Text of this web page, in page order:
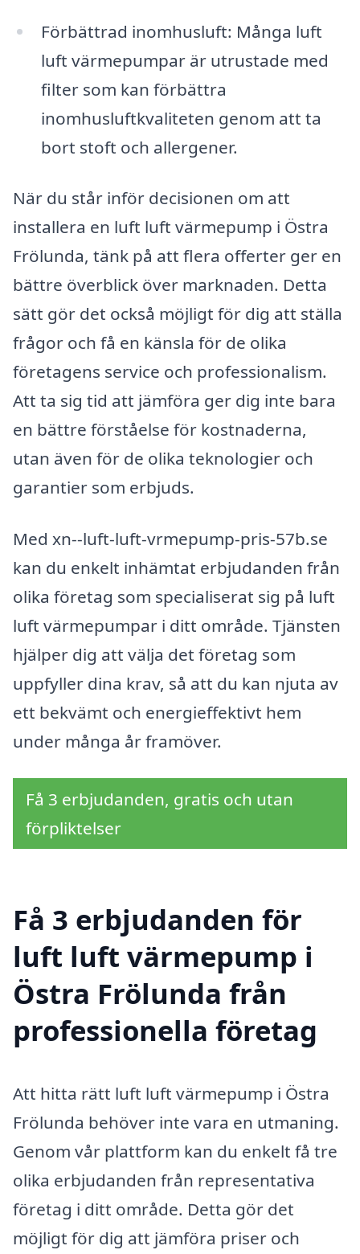
Förbättrad inomhusluft: Många luft
luft värmepumpar är utrustade med
filter som kan förbättra
inomhusluftkvaliteten genom att ta
bort stoft och allergener.
När du står inför decisionen om att
installera en luft luft värmepump i Östra
Frölunda, tänk på att flera offerter ger en
bättre överblick över marknaden. Detta
sätt gör det också möjligt för dig att ställa
frågor och få en känsla för de olika
företagens service och professionalism.
Att ta sig tid att jämföra ger dig inte bara
en bättre förståelse för kostnaderna,
utan även för de olika teknologier och
garantier som erbjuds.
Med xn--luft-luft-vrmepump-pris-57b.se
kan du enkelt inhämtat erbjudanden från
olika företag som specialiserat sig på luft
luft värmepumpar i ditt område. Tjänsten
hjälper dig att välja det företag som
uppfyller dina krav, så att du kan njuta av
ett bekvämt och energieffektivt hem
under många år framöver.
Få 3 erbjudanden, gratis och utan
förpliktelser
Få 3 erbjudanden för
luft luft värmepump i
Östra Frölunda från
professionella företag
Att hitta rätt luft luft värmepump i Östra
Frölunda behöver inte vara en utmaning.
Genom vår plattform kan du enkelt få tre
olika erbjudanden från representativa
företag i ditt område. Detta gör det
möjligt för dig att jämföra priser och